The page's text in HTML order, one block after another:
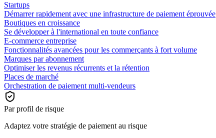
Startups
Démarrer rapidement avec une infrastructure de paiement éprouvée
Boutiques en croissance
Se développer à l'international en toute confiance
E-commerce entreprise
Fonctionnalités avancées pour les commerçants à fort volume
Marques par abonnement
Optimiser les revenus récurrents et la rétention
Places de marché
Orchestration de paiement multi-vendeurs
Par profil de risque
Adaptez votre stratégie de paiement au risque